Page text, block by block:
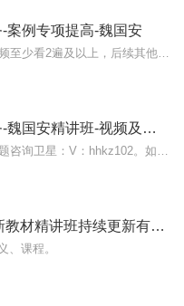
案例专项提高-魏国安
2024年一建建筑实务-魏国安精讲班-视频及讲义私
26二建建筑魏国安-新教材精讲班持续更新有讲义。
、课程。